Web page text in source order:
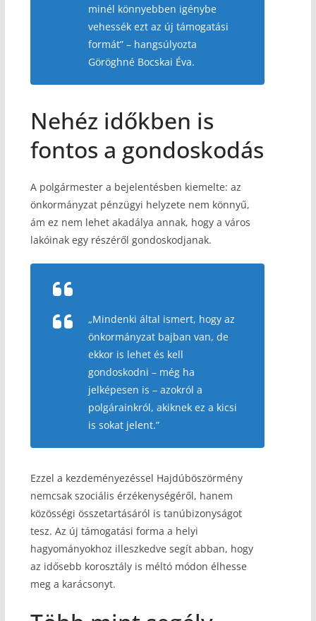
minél könnyebben igénybe
vehessék ezt az új támogatási
formát” – hangsúlyozta
Göröghné Bocskai Éva.
Nehéz időkben is
fontos a gondoskodás
A polgármester a bejelentésben kiemelte: az
önkormányzat pénzügyi helyzete nem könnyű,
ám ez nem lehet akadálya annak, hogy a város
lakóinak egy részéről gondoskodjanak.
„Mindenki által ismert, hogy az
önkormányzat bajban van, de
ekkor is lehet és kell
gondoskodni – még ha
jelképesen is – azokról a
polgárainkról, akiknek ez a kicsi
is sokat jelent.”
Ezzel a kezdeményezéssel Hajdúböszörmény
nemcsak szociális érzékenységéről, hanem
közösségi összetartásáról is tanúbizonyságot
tesz. Az új támogatási forma a helyi
hagyományokhoz illeszkedve segít abban, hogy
az idősebb korosztály is méltó módon élhesse
meg a karácsonyt.